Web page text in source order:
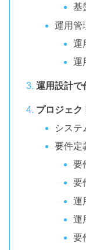
基
運用管
運
運
運用設計で
プロジェク
システ
要件定
要
要
運
運
要